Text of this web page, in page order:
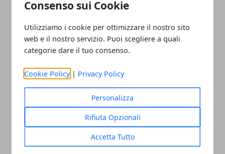
Consenso sui Cookie
Utilizziamo i cookie per ottimizzare il nostro sito
web e il nostro servizio. Puoi scegliere a quali
categorie dare il tuo consenso.
Cookie Policy | Privacy Policy
Personalizza
Rifiuta Opzionali
Accetta Tutto
ARTICOLI CORRELATI
Come raggiungere l’aeroporto di
Malpensa